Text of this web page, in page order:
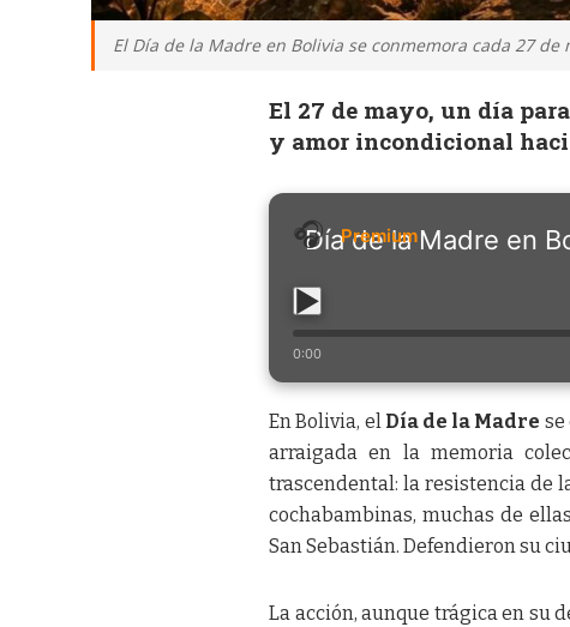
El Día de la Madre en Bolivia se conmemora cada 27 de
El 27 de mayo, un día
y amor incondicional
Día de la Madre en
0:00
En Bolivia, el Día de la Madre se
arraigada en la memoria
trascendental: la resistencia de
cochabambinas, muchas de
San Sebastián. Defendieron su
La acción, aunque trágica en su